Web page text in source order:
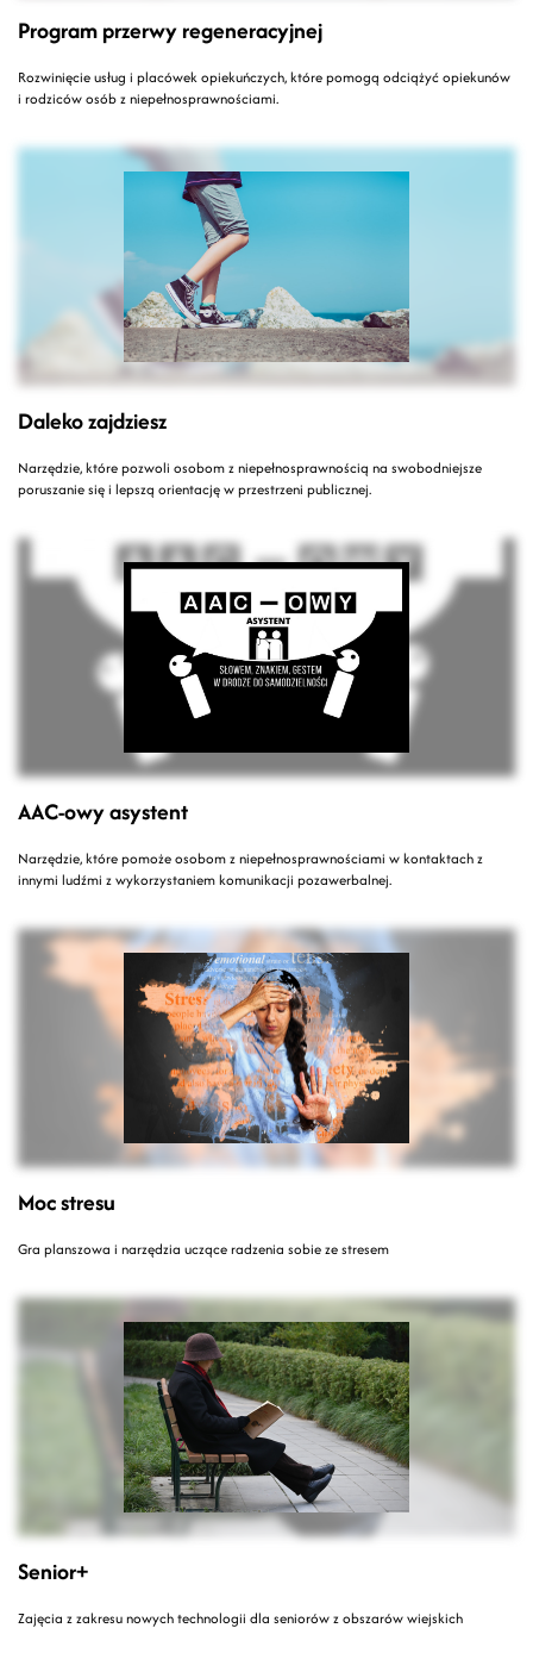
Program przerwy regeneracyjnej
Rozwinięcie usług i placówek opiekuńczych, które pomogą odciążyć opiekunów
i rodziców osób z niepełnosprawnościami.
Daleko zajdziesz
Narzędzie, które pozwoli osobom z niepełnosprawnością na swobodniejsze
poruszanie się i lepszą orientację w przestrzeni publicznej.
AAC-owy asystent
Narzędzie, które pomoże osobom z niepełnosprawnościami w kontaktach z
innymi ludźmi z wykorzystaniem komunikacji pozawerbalnej.
Moc stresu
Gra planszowa i narzędzia uczące radzenia sobie ze stresem
Senior+
Zajęcia z zakresu nowych technologii dla seniorów z obszarów wiejskich